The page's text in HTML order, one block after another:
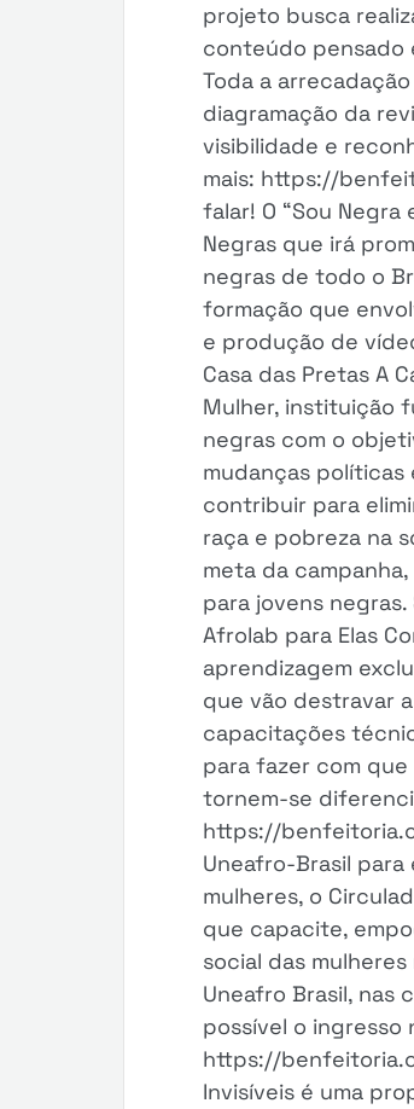
projeto busca
conteúdo pensado
Toda a
diagramação da
visibilidade e
mais: https://
falar! O “Sou
Negras que irá
negras de todo o
formação que
e produção de
Casa das Pretas A
Mulher, instituição
negras com o
mudanças políticas
contribuir para
raça e pobreza na
meta da
para jovens
Afrolab para Elas
aprendizagem
que vão destravar
capacitações
para fazer com
tornem-se
https://
Uneafro-Brasil
mulheres, o
que capacite,
social das
Uneafro Brasil, nas
possível o ingresso
https://
Invisíveis é uma